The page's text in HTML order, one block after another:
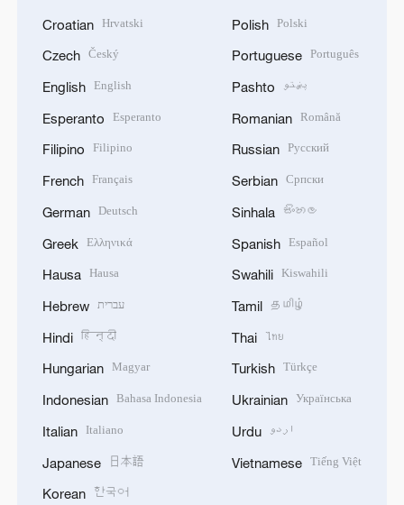
Croatian Hrvatski
Czech Český
English English
Esperanto Esperanto
Filipino Filipino
French Français
German Deutsch
Greek Ελληνικά
Hausa Hausa
Hebrew עברית
Hindi हिन्दी
Hungarian Magyar
Indonesian Bahasa Indonesia
Italian Italiano
Japanese 日本語
Korean 한국어
Polish Polski
Portuguese Português
Pashto پښتو
Romanian Română
Russian Русский
Serbian Српски
Sinhala සිංහල
Spanish Español
Swahili Kiswahili
Tamil தமிழ்
Thai ไทย
Turkish Türkçe
Ukrainian Українська
Urdu اردو
Vietnamese Tiếng Việt